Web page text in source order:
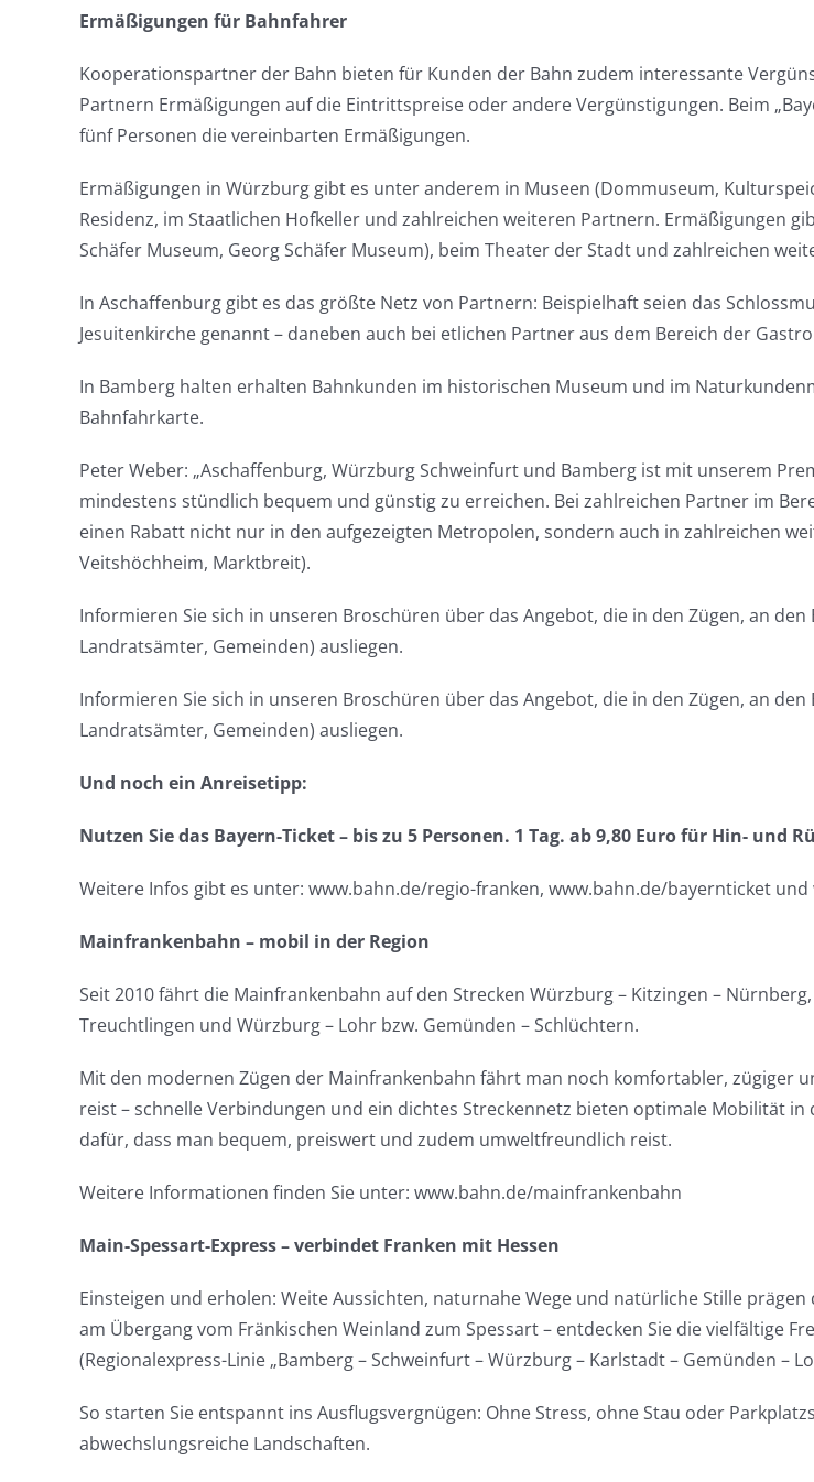
Ermäßigungen für Bahnfahrer
Kooperationspartner der Bahn bieten für Kunden der Bahn zudem interessante
Partnern Ermäßigungen auf die Eintrittspreise oder andere Vergünstigungen. Beim
fünf Personen die vereinbarten Ermäßigungen.
Ermäßigungen in Würzburg gibt es unter anderem in Museen (Dommuseum,
Residenz, im Staatlichen Hofkeller und zahlreichen weiteren Partnern. Ermäßigungen
Schäfer Museum, Georg Schäfer Museum), beim Theater der Stadt und zahlreichen
In Aschaffenburg gibt es das größte Netz von Partnern: Beispielhaft seien das
Jesuitenkirche genannt – daneben auch bei etlichen Partner aus dem Bereich der
In Bamberg halten erhalten Bahnkunden im historischen Museum und im
Bahnfahrkarte.
Peter Weber: „Aschaffenburg, Würzburg Schweinfurt und Bamberg ist mit unserem
mindestens stündlich bequem und günstig zu erreichen. Bei zahlreichen Partner im
einen Rabatt nicht nur in den aufgezeigten Metropolen, sondern auch in zahlreichen
Veitshöchheim, Marktbreit).
Informieren Sie sich in unseren Broschüren über das Angebot, die in den Zügen, an
Landratsämter, Gemeinden) ausliegen.
Informieren Sie sich in unseren Broschüren über das Angebot, die in den Zügen, an
Landratsämter, Gemeinden) ausliegen.
Und noch ein Anreisetipp:
Nutzen Sie das Bayern-Ticket – bis zu 5 Personen. 1 Tag. ab 9,80 Euro für Hin- und
Weitere Infos gibt es unter: www.bahn.de/regio-franken, www.bahn.de/bayernticket und
Mainfrankenbahn – mobil in der Region
Seit 2010 fährt die Mainfrankenbahn auf den Strecken Würzburg – Kitzingen –
Treuchtlingen und Würzburg – Lohr bzw. Gemünden – Schlüchtern.
Mit den modernen Zügen der Mainfrankenbahn fährt man noch komfortabler, zügiger
reist – schnelle Verbindungen und ein dichtes Streckennetz bieten optimale Mobilität
dafür, dass man bequem, preiswert und zudem umweltfreundlich reist.
Weitere Informationen finden Sie unter: www.bahn.de/mainfrankenbahn
Main-Spessart-Express – verbindet Franken mit Hessen
Einsteigen und erholen: Weite Aussichten, naturnahe Wege und natürliche Stille
am Übergang vom Fränkischen Weinland zum Spessart – entdecken Sie die vielfältige
(Regionalexpress-Linie „Bamberg – Schweinfurt – Würzburg – Karlstadt – Gemünden –
So starten Sie entspannt ins Ausflugsvergnügen: Ohne Stress, ohne Stau oder
abwechslungsreiche Landschaften.